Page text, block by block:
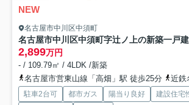
NEW
名古屋市中川区中須町
名古屋市中川区中須町字辻ノ上の新築一戸建
2,899万円
- / 109.79㎡ / 4LDK /新築
名古屋市営東山線「高畑」駅 徒歩25分
近鉄名
駐車2台可 都市ガス 陽当り良好
建設住宅